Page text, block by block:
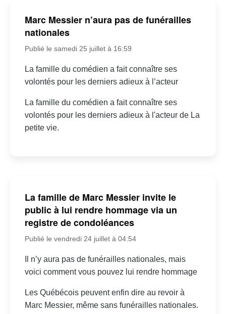
Marc Messier n’aura pas de funérailles
nationales
Publié le samedi 25 juillet à 16:59
La famille du comédien a fait connaître ses
volontés pour les derniers adieux à l’acteur
La famille du comédien a fait connaître ses
volontés pour les derniers adieux à l'acteur de La
petite vie.
La famille de Marc Messier invite le
public à lui rendre hommage via un
registre de condoléances
Publié le vendredi 24 juillet à 04:54
Il n’y aura pas de funérailles nationales, mais
voici comment vous pouvez lui rendre hommage
Les Québécois peuvent enfin dire au revoir à
Marc Messier, même sans funérailles nationales.